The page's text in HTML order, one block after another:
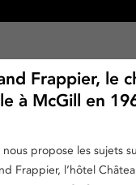
Frappier, le
à McGill en
propose les sujets
Frappier, l’hôtel